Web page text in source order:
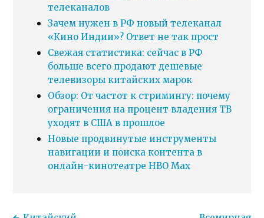
телеканалов
Зачем нужен в РФ новый телеканал
«Кино Индии»? Ответ не так прост
Свежая статистика: сейчас в РФ
больше всего продают дешевые
телевизоры китайских марок
Обзор: От частот к стримингу: почему
ограничения на процент владения ТВ
уходят в США в прошлое
Новые продвинутые инструменты
навигации и поиска контента в
онлайн-кинотеатре HBO Max